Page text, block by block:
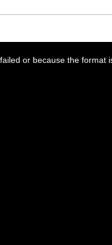
or because the format